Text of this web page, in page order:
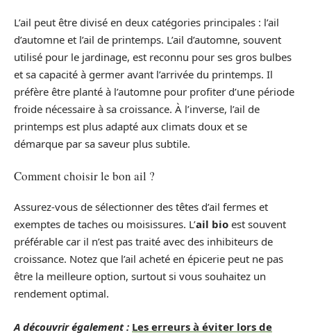
L’ail peut être divisé en deux catégories principales : l’ail
d’automne et l’ail de printemps. L’ail d’automne, souvent
utilisé pour le jardinage, est reconnu pour ses gros bulbes
et sa capacité à germer avant l’arrivée du printemps. Il
préfère être planté à l’automne pour profiter d’une période
froide nécessaire à sa croissance. À l’inverse, l’ail de
printemps est plus adapté aux climats doux et se
démarque par sa saveur plus subtile.
Comment choisir le bon ail ?
Assurez-vous de sélectionner des têtes d’ail fermes et
exemptes de taches ou moisissures. L’ail bio est souvent
préférable car il n’est pas traité avec des inhibiteurs de
croissance. Notez que l’ail acheté en épicerie peut ne pas
être la meilleure option, surtout si vous souhaitez un
rendement optimal.
A découvrir également : Les erreurs à éviter lors de